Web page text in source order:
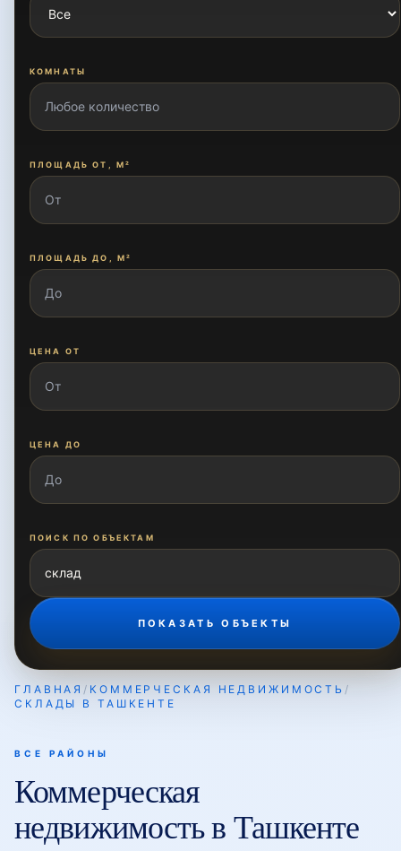
КОМНАТЫ
ПЛОЩАДЬ ОТ, М²
ПЛОЩАДЬ ДО, М²
ЦЕНА ОТ
ЦЕНА ДО
ПОИСК ПО ОБЪЕКТАМ
ПОКАЗАТЬ ОБЪЕКТЫ
ГЛАВНАЯ / КОММЕРЧЕСКАЯ НЕДВИЖИМОСТЬ /
СКЛАДЫ В ТАШКЕНТЕ
ВСЕ РАЙОНЫ
Коммерческая
недвижимость в Ташкенте